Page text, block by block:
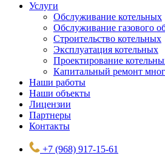
Услуги
Обслуживание котельных
Обслуживание газового
Строительство котельных
Эксплуатация котельных
Проектирование
Капитальный ремонт
Наши работы
Наши объекты
Лицензии
Партнеры
Контакты
+7 (968) 917-15-61